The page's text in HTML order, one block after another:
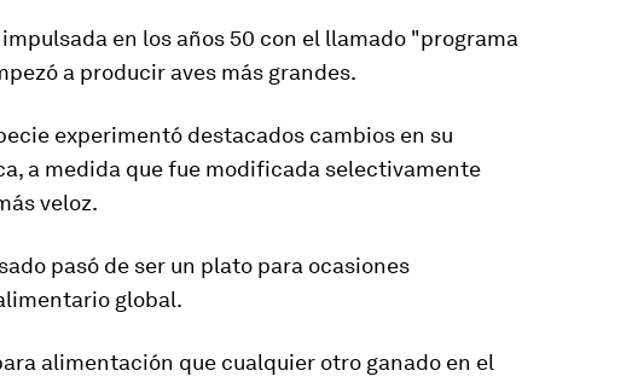
en los años 50 con el llamado "programa
a producir aves más grandes.
experimentó destacados cambios en su
a medida que fue modificada selectivamente
veloz.
pasó de ser un plato para ocasiones
global.
alimentación que cualquier otro ganado en el